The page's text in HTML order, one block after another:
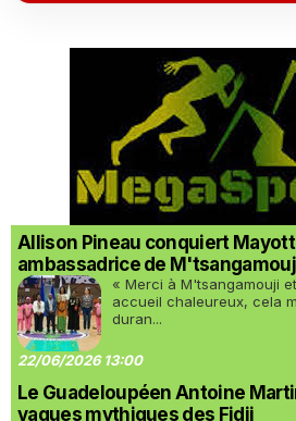
Allison Pineau conquiert
ambassadrice de
« Merci à M'tsangamouji
accueil chaleureux, cela
duran...
22/06/2026 13:00
Le Guadeloupéen Antoine
vagues mythiques des Fidji